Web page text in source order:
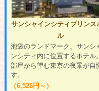
サンシャインシティプリンス
ル
池袋のランドマーク、サンシ
ンシティ内に位置するホテル
部屋から望む東京の夜景が自
す。
（6,526円～）